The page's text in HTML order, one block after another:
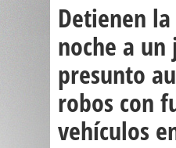
Detienen
noche a un
presunto
robos con
vehículos